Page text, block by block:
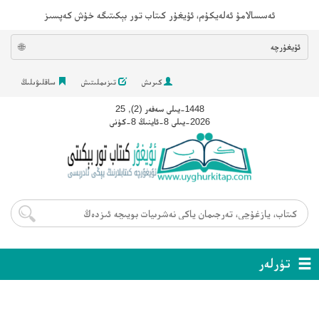
ئەسسالامۇ ئەلەيكۇم، ئۇيغۇر كىتاب تور بېكىتىگە خۇش كەپسىز
ئۇيغۇرچە 🌐
كىرىش تىزىملىتىش ساقلىۋىلىڭ
1448-يىلى سەفەر (2), 25
2026-يىلى 8-ئاينىڭ 8-كۈنى
تۈرلەر